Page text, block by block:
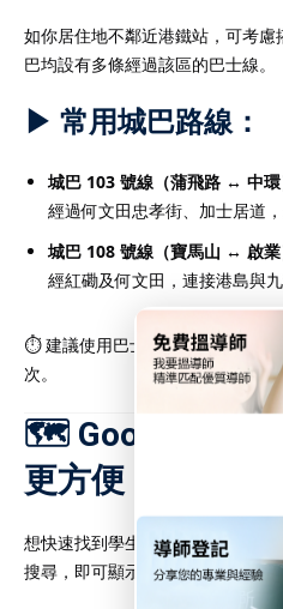
生在香港中學文憑考試
出的重要方式。由於
，考核範圍廣泛，學生
到瓶頸。透過專業的
針對個別學生弱項提供
應試技巧、提升理解能
無論是數學、中文、英
習方案。透過系統化的
有效鞏固基礎、掌握重
甚至5**的關鍵一步，
的重要保障。
如你居住地不鄰近港鐵站，可考
巴均設有多條經過該區的巴士線。
▶ 常用城巴路線：
城巴 103 號線（蒲飛路 ↔ 中環
經過何文田忠孝街、加士居道
城巴 108 號線（寶馬山 ↔ 啟業
經紅磡及何文田，連接港島與九
⏱ 建議使用巴士即時查詢 App（
次。
🗺️ Google Map
更方便
想快速找到學生家居、補習社或
搜尋，即可顯示最佳交通方式與步